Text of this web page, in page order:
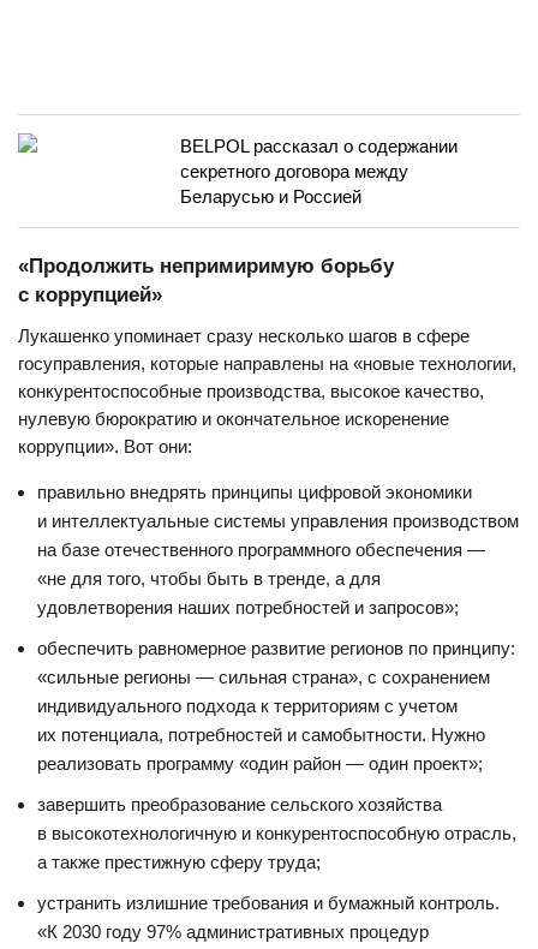
BELPOL рассказал о содержании
секретного договора между
Беларусью и Россией
«Продолжить непримиримую борьбу
с коррупцией»
Лукашенко упоминает сразу несколько шагов в сфере
госуправления, которые направлены на «новые технологии,
конкурентоспособные производства, высокое качество,
нулевую бюрократию и окончательное искоренение
коррупции». Вот они:
правильно внедрять принципы цифровой экономики
и интеллектуальные системы управления производством
на базе отечественного программного обеспечения —
«не для того, чтобы быть в тренде, а для
удовлетворения наших потребностей и запросов»;
обеспечить равномерное развитие регионов по принципу:
«сильные регионы — сильная страна», с сохранением
индивидуального подхода к территориям с учетом
их потенциала, потребностей и самобытности. Нужно
реализовать программу «один район — один проект»;
завершить преобразование сельского хозяйства
в высокотехнологичную и конкурентоспособную отрасль,
а также престижную сферу труда;
устранить излишние требования и бумажный контроль.
«К 2030 году 97% административных процедур